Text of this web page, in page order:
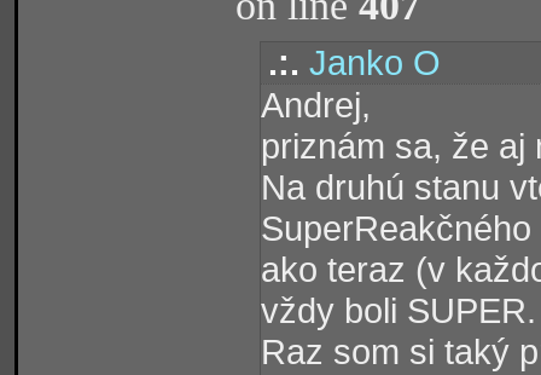
.:. Janko O
Andrej,
priznám sa, že aj
Na druhú stanu
ako teraz (v
vždy boli
Raz som si taký